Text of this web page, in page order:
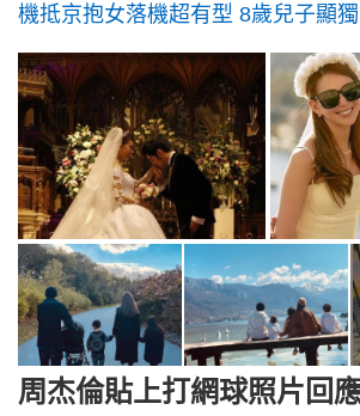
機抵京抱女落機超有型 8歲兒子顯
周杰倫貼上打網球照片回